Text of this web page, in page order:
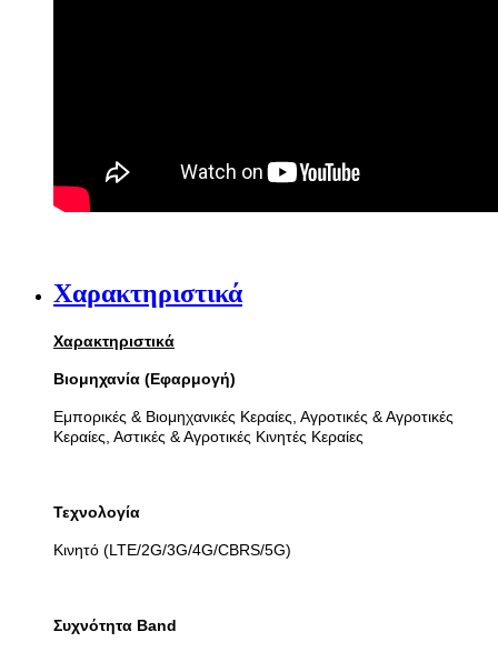
Χαρακτηριστικά
Χαρακτηριστικά
Βιομηχανία (Εφαρμογή)
Εμπορικές & Βιομηχανικές Κεραίες, Αγροτικές & Αγροτικές
Κεραίες, Αστικές & Αγροτικές Κινητές Κεραίες
Τεχνολογία
Κινητό (LTE/2G/3G/4G/CBRS/5G)
Συχνότητα Band